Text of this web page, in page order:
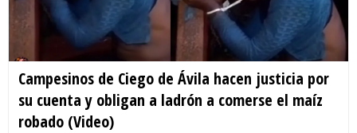
Campesinos de Ciego de Ávila hacen justicia por
su cuenta y obligan a ladrón a comerse el maíz
robado (Video)